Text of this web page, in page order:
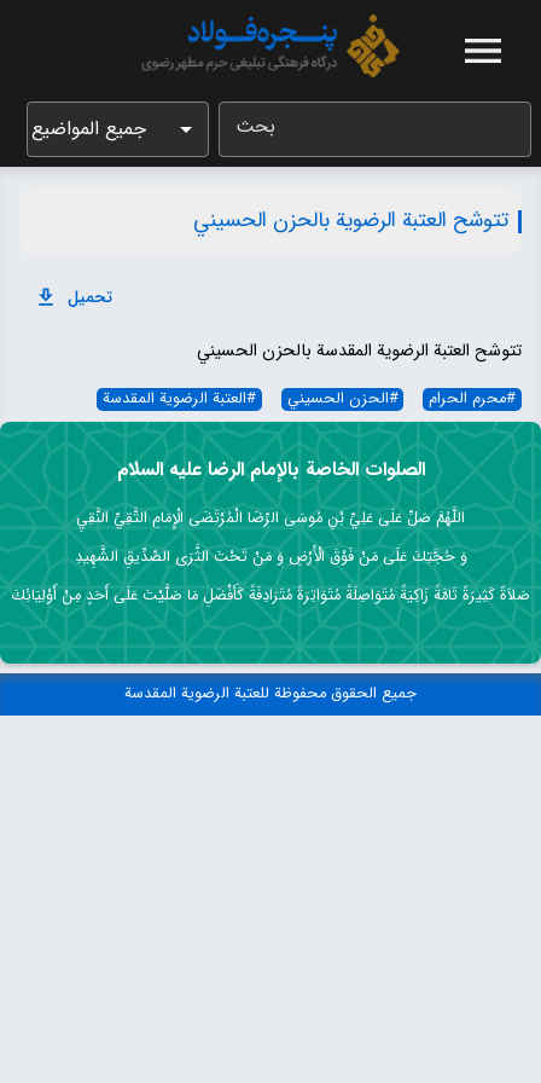
بحث جميع المواضيع
تتوشح العتبة الرضویة بالحزن الحسیني
تحميل
تتوشح العتبة الرضویة المقدسة بالحزن الحسیني
#محرم الحرام #الحزن الحسیني #العتبة الرضویة المقدسة
الصلوات الخاصة بالإمام الرضا عليه السلام
اللَّهُمَّ صَلِّ عَلَى عَلِيِّ بْنِ مُوسَى الرِّضَا الْمُرْتَضَى الْإِمَامِ التَّقِيِّ النَّقِيِ
وَ حُجَّتِكَ عَلَى مَنْ فَوْقَ الْأَرْضِ وَ مَنْ تَحْتَ الثَّرَى الصِّدِّيقِ الشَّهِيدِ
صَلاَةً كَثِيرَةً تَامَّةً زَاكِيَةً مُتَوَاصِلَةً مُتَوَاتِرَةً مُتَرَادِفَةً كَأَفْضَلِ مَا صَلَّيْتَ عَلَى أَحَدٍ مِنْ أَوْلِيَائِكَ
جميع الحقوق محفوظة للعتبة الرضوية المقدسة